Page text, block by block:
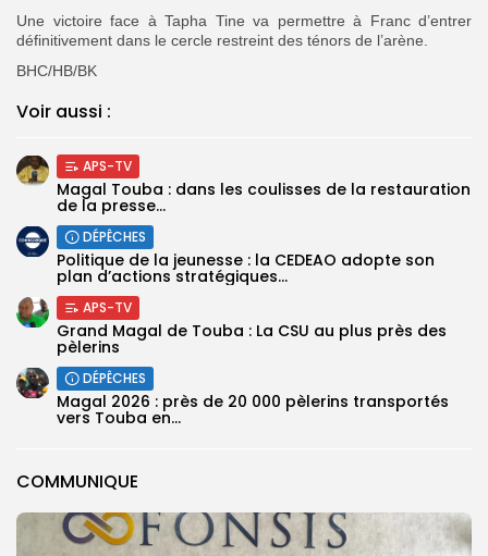
COMMUNIQUE
Une victoire face à Tapha Tine va permettre à Franc d’entrer
définitivement dans le cercle restreint des ténors de l’arène.
BHC/HB/BK
Voir aussi :
APS-TV
Magal Touba : dans les coulisses de la restauration
de la presse...
DÉPÊCHES
Politique de la jeunesse : la CEDEAO adopte son
plan d’actions stratégiques...
APS-TV
Grand Magal de Touba : La CSU au plus près des
pèlerins
DÉPÊCHES
Magal 2026 : près de 20 000 pèlerins transportés
vers Touba en...